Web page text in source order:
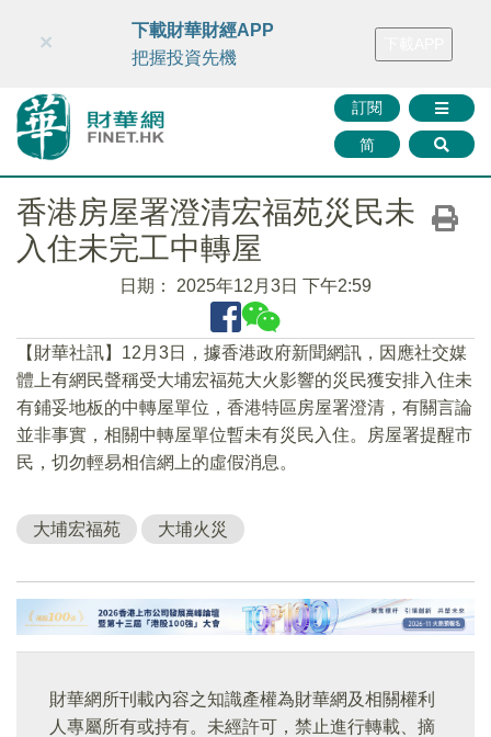
財華智庫網 FINTV FINMETA 財華證券 媒體矩陣
訂閱
简
×
下載財華財經APP
把握投資先機
香港房屋署澄清宏福苑災民未
入住未完工中轉屋
日期： 2025年12月3日 下午2:59
【財華社訊】12月3日，據香港政府新聞網訊，因應社交媒
體上有網民聲稱受大埔宏福苑大火影響的災民獲安排入住未
有鋪妥地板的中轉屋單位，香港特區房屋署澄清，有關言論
並非事實，相關中轉屋單位暫未有災民入住。房屋署提醒市
民，切勿輕易相信網上的虛假消息。
大埔宏福苑 大埔火災
財華網所刊載內容之知識產權為財華網及相關權利
人專屬所有或持有。未經許可，禁止進行轉載、摘